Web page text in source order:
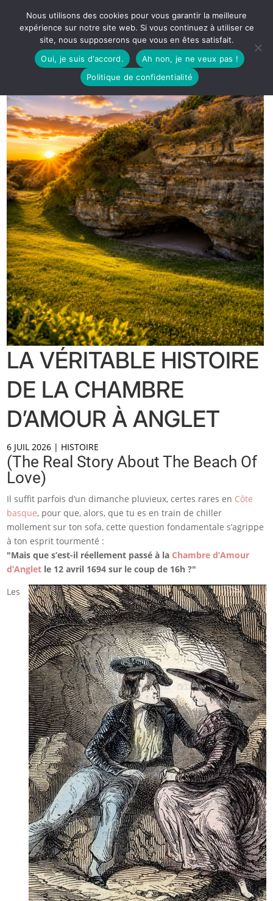
LA VÉRITABLE HISTOIRE
DE LA CHAMBRE
D’AMOUR À ANGLET
6 JUIL 2026 | HISTOIRE
(The Real Story About The Beach Of
Love)
Il suffit parfois d’un dimanche pluvieux, certes rares en Côte
basque, pour que, alors, que tu es en train de chiller
mollement sur ton sofa, cette question fondamentale s’agrippe
à ton esprit tourmenté :
"Mais que s’est-il réellement passé à la Chambre d’Amour
d’Anglet le 12 avril 1694 sur le coup de 16h ?"
Les
Nous utilisons des cookies pour vous garantir la meilleure
expérience sur notre site web. Si vous continuez à utiliser ce
site, nous supposerons que vous en êtes satisfait.
Oui, je suis d'accord.
Ah non, je ne veux pas !
Politique de confidentialité